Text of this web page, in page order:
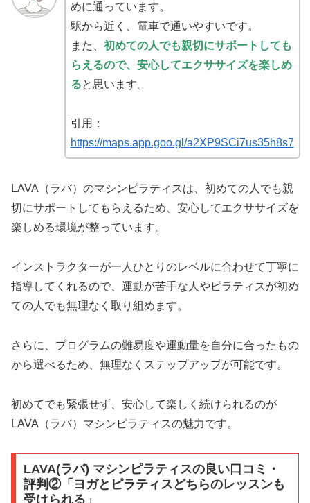
めに通っています。
駅から近く、電車で通いやすいです。
また、 初めての人でも親切にサポートしても
らえるので、安心してエクササイズを楽しめ
ると思います。
引用：
https://maps.app.goo.gl/a2XP9SCi7us35h8s7
LAVA（ラバ）のマシンピラティスは、初めての人でも親
切にサポートしてもらえるため、安心してエクササイズを
楽しめる環境が整っています。
インストラクターが一人ひとりのレベルに合わせて丁寧に
指導してくれるので、運動が苦手な人やピラティスが初め
ての人でも無理なく取り組めます。
さらに、プログラムの難易度や運動量を自分に合ったもの
から選べるため、無理なくステップアップが可能です。
初めてでも緊張せず、安心して楽しく続けられるのが
LAVA（ラバ）マシンピラティスの魅力です。
LAVA(ラバ) マシンピラティスの良い口コミ・
評判②「ヨガとピラティスどちらのレッスンも
受けられる」